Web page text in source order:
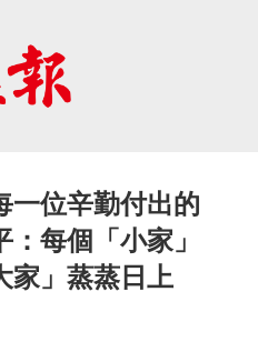
一位辛勤付出的
每個「小家」
家」蒸蒸日上